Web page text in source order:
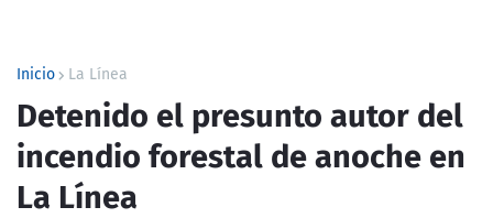
Inicio La Línea
Detenido el presunto autor del
incendio forestal de anoche en
La Línea